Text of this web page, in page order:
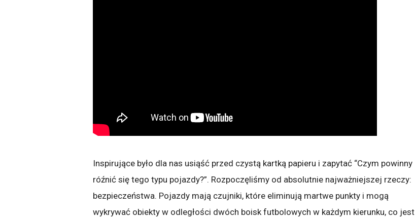
Inspirujące było dla nas usiąść przed czystą kartką papieru i zapytać “Czym powinny
róźnić się tego typu pojazdy?”. Rozpoczęliśmy od absolutnie najważniejszej rzeczy:
bezpieczeństwa. Pojazdy mają czujniki, które eliminują martwe punkty i mogą
wykrywać obiekty w odległości dwóch boisk futbolowych w każdym kierunku, co jest